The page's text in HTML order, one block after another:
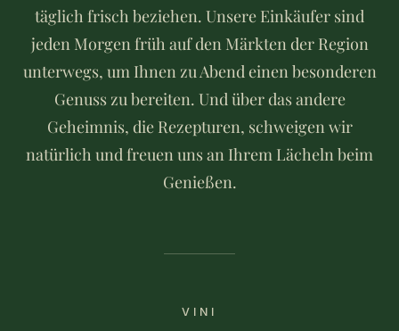
täglich frisch beziehen. Unsere Einkäufer sind
jeden Morgen früh auf den Märkten der Region
unterwegs, um Ihnen zu Abend einen besonderen
Genuss zu bereiten. Und über das andere
Geheimnis, die Rezepturen, schweigen wir
natürlich und freuen uns an Ihrem Lächeln beim
Genießen.
VINI